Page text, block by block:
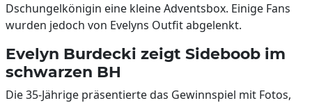
Dschungelkönigin eine kleine Adventsbox. Einige Fans
wurden jedoch von Evelyns Outfit abgelenkt.
Evelyn Burdecki zeigt Sideboob im
schwarzen BH
Die 35-Jährige präsentierte das Gewinnspiel mit Fotos,